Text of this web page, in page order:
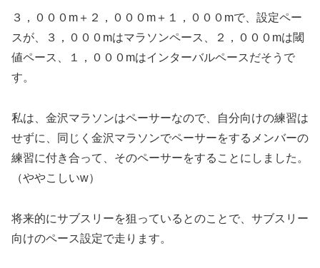
３，０００m＋２，０００m＋１，０００mで、設定ペー
スが、３，０００mはマラソンペース、２，０００mは閾
値ペース、１，０００mはインターバルペースだそうで
す。
私は、金沢マラソンはペーサーなので、自分向けの練習は
せずに、同じく金沢マラソンでペーサーをするメンバーの
練習に付き合って、そのペーサーをすることにしました。
（ややこしいw）
将来的にサブスリーを狙っているとのことで、サブスリー
向けのペース設定で走ります。